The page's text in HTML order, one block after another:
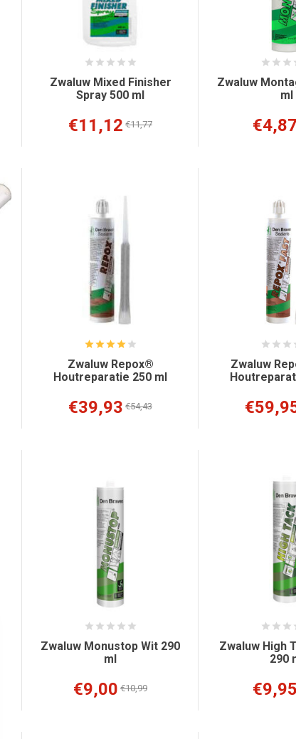
Zwaluw Mixed Finisher
Spray 500 ml
€11,12 €11,77
Zwaluw
ml
€4,87
Zwaluw Repox®
Houtreparatie 250 ml
€39,93 €54,43
Zwaluw
Zwaluw Monustop Wit 290
ml
€9,00 €10,99
Zwaluw High
290
€9,95